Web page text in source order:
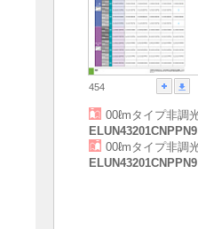
454
00ℓmタイプ非調
ELUN43201CNPPN9
00ℓmタイプ非調
ELUN43201CNPPN9